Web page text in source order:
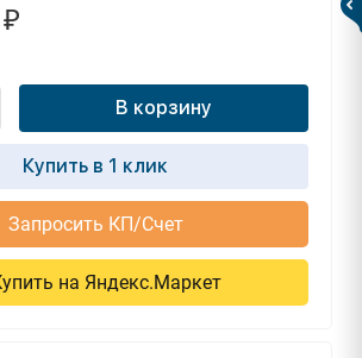
₽
В корзину
Купить в 1 клик
Запросить КП/Счет
на Яндекс.Маркет